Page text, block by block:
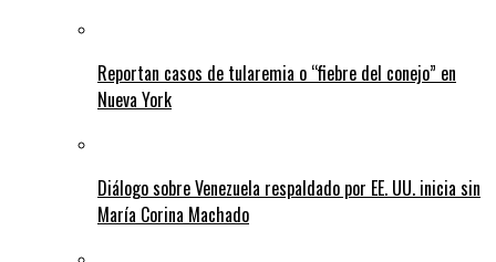
Reportan casos de tularemia o “fiebre del conejo” en
Nueva York
Diálogo sobre Venezuela respaldado por EE. UU. inicia sin
María Corina Machado